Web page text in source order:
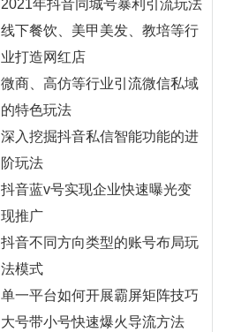
2021年抖音同城号暴利引流玩法
线下餐饮、美甲美发、教培等行
业打造网红店
微商、高仿等行业引流微信私域
的特色玩法
深入挖掘抖音私信智能功能的进
阶玩法
抖音蓝v号实现企业快速曝光变
现推广
抖音不同方向类型的账号布局玩
法模式
单一平台如何开展霸屏矩阵技巧
大号带小号快速爆火导流方法